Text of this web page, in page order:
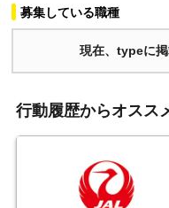
募集している職種
現在、typeに掲
行動履歴からオスス